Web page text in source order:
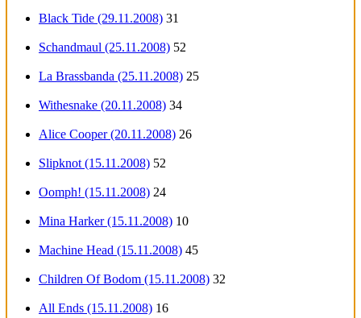
Black Tide (29.11.2008) 31
Schandmaul (25.11.2008) 52
La Brassbanda (25.11.2008) 25
Withesnake (20.11.2008) 34
Alice Cooper (20.11.2008) 26
Slipknot (15.11.2008) 52
Oomph! (15.11.2008) 24
Mina Harker (15.11.2008) 10
Machine Head (15.11.2008) 45
Children Of Bodom (15.11.2008) 32
All Ends (15.11.2008) 16